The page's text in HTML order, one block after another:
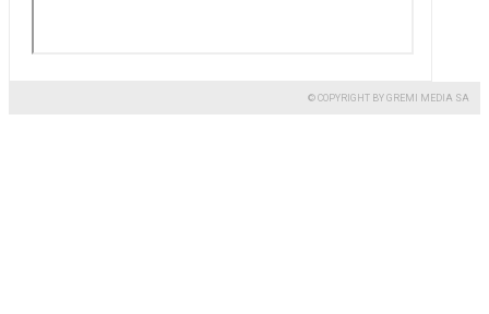
© COPYRIGHT BY GREMI MEDIA SA